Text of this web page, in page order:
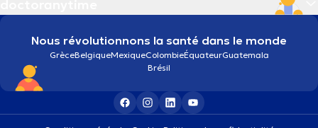
Nous révolutionnons la santé dans le monde
GrèceBelgiqueMexiqueColombieÉquateurGuatemala
Brésil